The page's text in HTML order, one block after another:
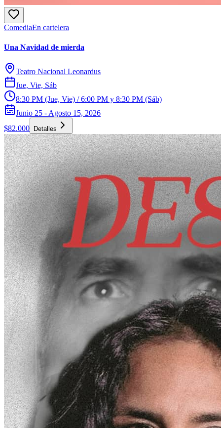
ComediaEn cartelera
Una Navidad de mierda
Teatro Nacional Leonardus
Jue, Vie, Sáb
8:30 PM (Jue, Vie) / 6:00 PM y 8:30 PM (Sáb)
Junio 25 - Agosto 15, 2026
$82.000
Detalles